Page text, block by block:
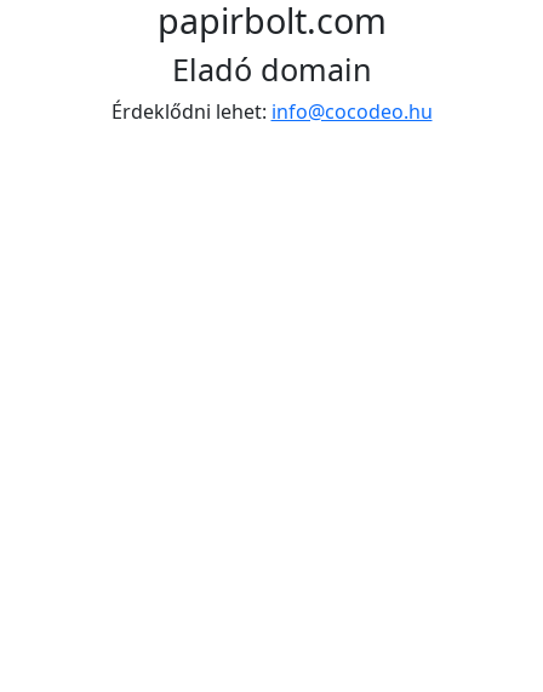
papirbolt.com
Eladó domain
Érdeklődni lehet: info@cocodeo.hu